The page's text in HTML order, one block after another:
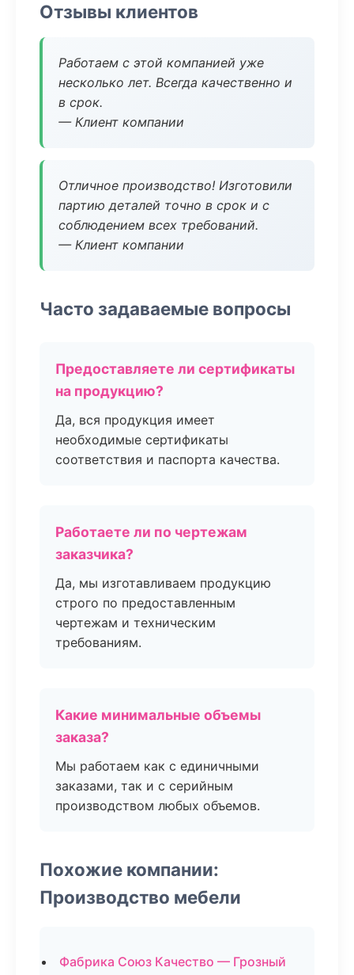
Отзывы клиентов
Работаем с этой компанией уже
несколько лет. Всегда качественно и
в срок.
— Клиент компании
Отличное производство! Изготовили
партию деталей точно в срок и с
соблюдением всех требований.
— Клиент компании
Часто задаваемые вопросы
Предоставляете ли сертификаты
на продукцию?
Да, вся продукция имеет
необходимые сертификаты
соответствия и паспорта качества.
Работаете ли по чертежам
заказчика?
Да, мы изготавливаем продукцию
строго по предоставленным
чертежам и техническим
требованиям.
Какие минимальные объемы
заказа?
Мы работаем как с единичными
заказами, так и с серийным
производством любых объемов.
Похожие компании:
Производство мебели
Фабрика Союз Качество — Грозный